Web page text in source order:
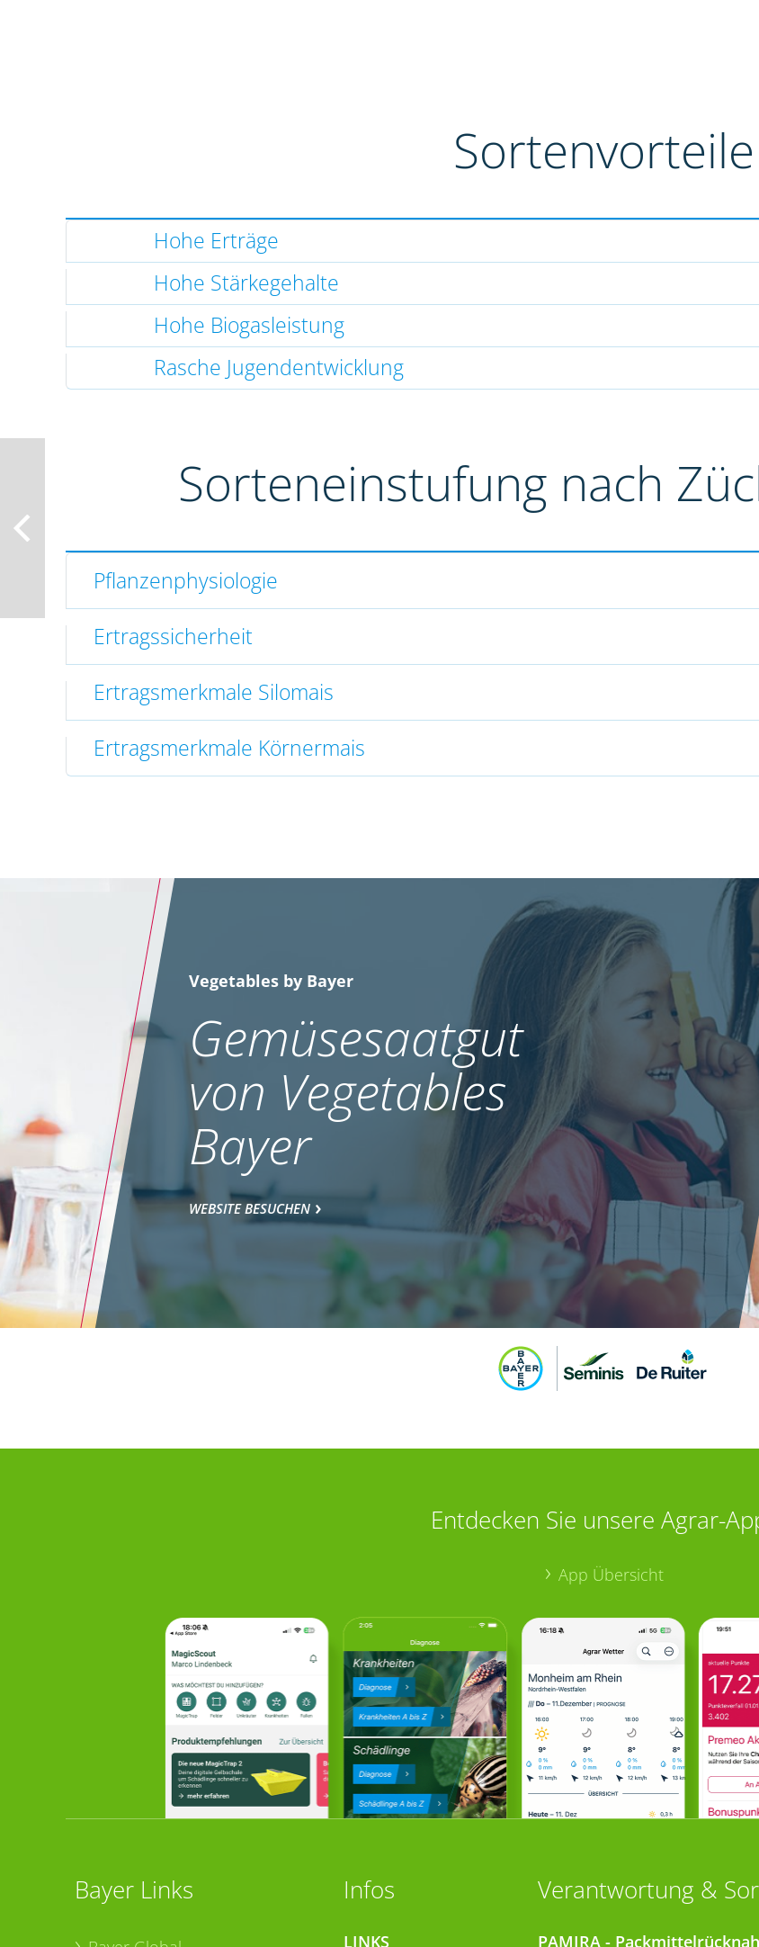
Sortenvorteile
Hohe Erträge
Hohe Stärkegehalte
Hohe Biogasleistung
Rasche Jugendentwicklung
Sorteneinstufung nach
Pflanzenphysiologie
Ertragssicherheit
Ertragsmerkmale Silomais
Ertragsmerkmale Körnermais
Vegetables by Bayer
Gemüsesaatgut
von Vegetables
Bayer
WEBSITE BESUCHEN
Entdecken Sie unsere Agrar-
App Übersicht
Bayer Links Infos
LINKS
Verantwortung &
PAMIRA -